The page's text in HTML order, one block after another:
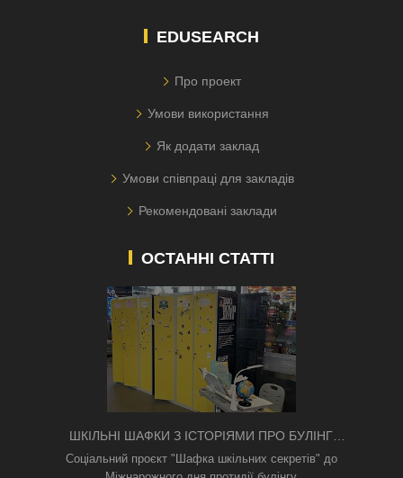
EDUSEARCH
Про проект
Умови використання
Як додати заклад
Умови співпраці для закладів
Рекомендовані заклади
ОСТАННІ СТАТТІ
ШКІЛЬНІ ШАФКИ З ІСТОРІЯМИ ПРО БУЛІНГ
З'ЯВИЛИСЯ В КИЄВІ
Соціальний проєкт "Шафка шкільних секретів" до